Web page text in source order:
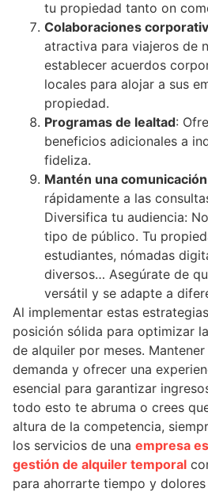
tu propiedad tanto on
Colaboraciones
atractiva para viajeros de
establecer acuerdos
locales para alojar a sus
propiedad.
Programas de lealtad:
beneficios adicionales a
fideliza.
Mantén una
rápidamente a las
Diversifica tu audiencia:
tipo de público. Tu
estudiantes, nómadas
diversos… Asegúrate de
versátil y se adapte a
Al implementar estas
posición sólida para optimizar
de alquiler por meses.
demanda y ofrecer una
esencial para garantizar
todo esto te abruma o crees
altura de la competencia,
los servicios de una empresa
gestión de alquiler temporal
para ahorrarte tiempo y dolores